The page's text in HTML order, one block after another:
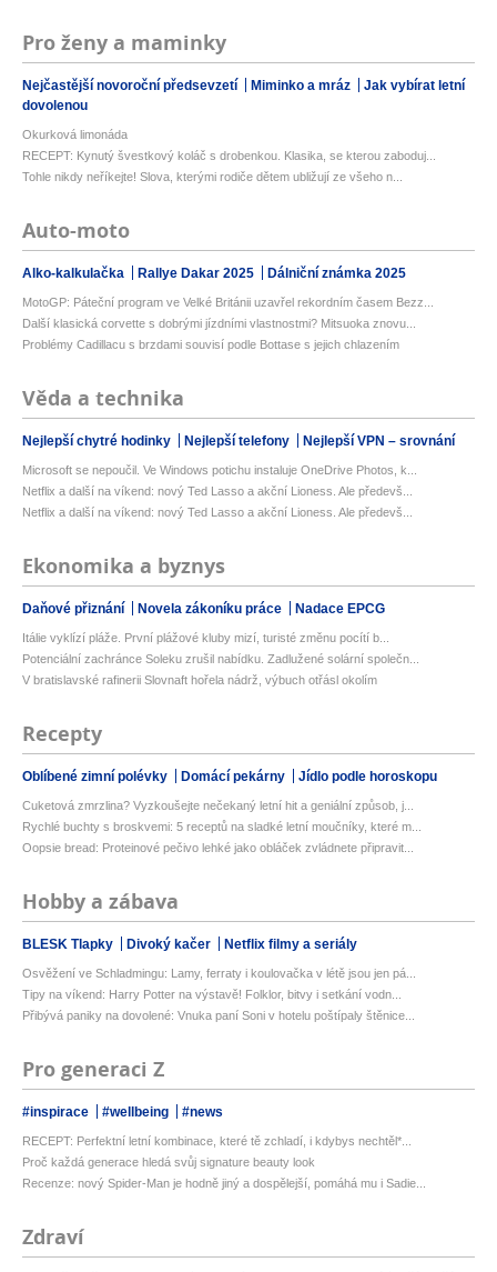
Pro ženy a maminky
Nejčastější novoroční předsevzetí Miminko a mráz
Jak vybírat letní
dovolenou
Okurková limonáda
RECEPT: Kynutý švestkový koláč s drobenkou. Klasika, se kterou zaboduj...
Tohle nikdy neříkejte! Slova, kterými rodiče dětem ubližují ze všeho n...
Auto-moto
Alko-kalkulačka Rallye Dakar 2025 Dálniční známka 2025
MotoGP: Páteční program ve Velké Británii uzavřel rekordním časem Bezz...
Další klasická corvette s dobrými jízdními vlastnostmi? Mitsuoka znovu...
Problémy Cadillacu s brzdami souvisí podle Bottase s jejich chlazením
Věda a technika
Nejlepší chytré hodinky Nejlepší telefony Nejlepší VPN – srovnání
Microsoft se nepoučil. Ve Windows potichu instaluje OneDrive Photos, k...
Netflix a další na víkend: nový Ted Lasso a akční Lioness. Ale předevš...
Netflix a další na víkend: nový Ted Lasso a akční Lioness. Ale předevš...
Ekonomika a byznys
Daňové přiznání Novela zákoníku práce Nadace EPCG
Itálie vyklízí pláže. První plážové kluby mizí, turisté změnu pocítí b...
Potenciální zachránce Soleku zrušil nabídku. Zadlužené solární společn...
V bratislavské rafinerii Slovnaft hořela nádrž, výbuch otřásl okolím
Recepty
Oblíbené zimní polévky Domácí pekárny Jídlo podle horoskopu
Cuketová zmrzlina? Vyzkoušejte nečekaný letní hit a geniální způsob, j...
Rychlé buchty s broskvemi: 5 receptů na sladké letní moučníky, které m...
Oopsie bread: Proteinové pečivo lehké jako obláček zvládnete připravit...
Hobby a zábava
BLESK Tlapky Divoký kačer Netflix filmy a seriály
Osvěžení ve Schladmingu: Lamy, ferraty i koulovačka v létě jsou jen pá...
Tipy na víkend: Harry Potter na výstavě! Folklor, bitvy i setkání vodn...
Přibývá paniky na dovolené: Vnuka paní Soni v hotelu poštípaly štěnice...
Pro generaci Z
#inspirace #wellbeing #news
RECEPT: Perfektní letní kombinace, které tě zchladí, i kdybys nechtěl*...
Proč každá generace hledá svůj signature beauty look
Recenze: nový Spider-Man je hodně jiný a dospělejší, pomáhá mu i Sadie...
Zdraví